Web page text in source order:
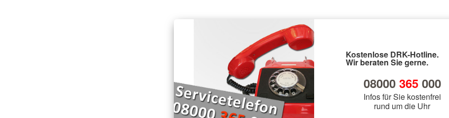
Kostenlose DRK-Hotline.
Wir beraten Sie gerne.
08000 365000
Infos für Sie kostenfrei
rund um die Uhr